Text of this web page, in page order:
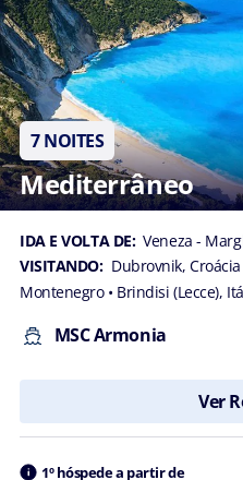
7 NOITES
Mediterrâneo
IDA E VOLTA DE: Veneza -
VISITANDO: Dubrovnik, Croácia
Montenegro • Brindisi (Lecce),
MSC Armonia
Ver
1º hóspede a partir de